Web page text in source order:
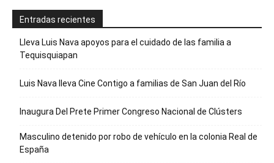
Entradas recientes
Lleva Luis Nava apoyos para el cuidado de las familia a
Tequisquiapan
Luis Nava lleva Cine Contigo a familias de San Juan del Río
Inaugura Del Prete Primer Congreso Nacional de Clústers
Masculino detenido por robo de vehículo en la colonia Real de
España